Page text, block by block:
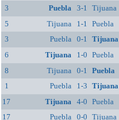
3
Puebla 3-1 Tijuana
5
Tijuana 1-1 Puebla
3
Puebla 0-1 Tijuana
6
Tijuana 1-0 Puebla
8
Tijuana 0-1 Puebla
1
Puebla 1-3 Tijuana
17
Tijuana 4-0 Puebla
17
Puebla 0-0 Tijuana